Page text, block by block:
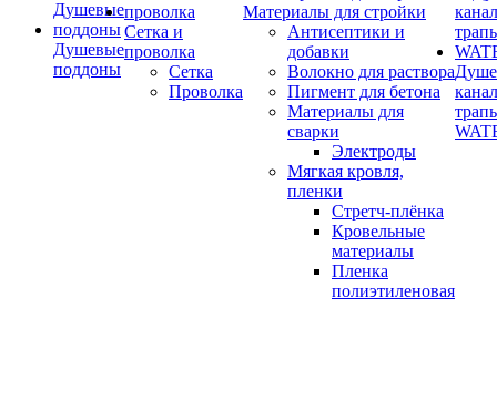
Душевые
поддоны
Сетка и
проволка
Сетка
Проволка
Материалы для стройки
Антисептики и
добавки
Волокно для раствора
Пигмент для бетона
Материалы для
сварки
Электроды
Мягкая кровля,
пленки
Стретч-плёнка
Кровельные
материалы
Пленка
полиэтиленовая